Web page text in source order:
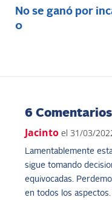
No se ganó por
0
6 Comentarios
Jacinto el 31/03/
Lamentablemente
sigue tomando
equivocadas.
en todos los